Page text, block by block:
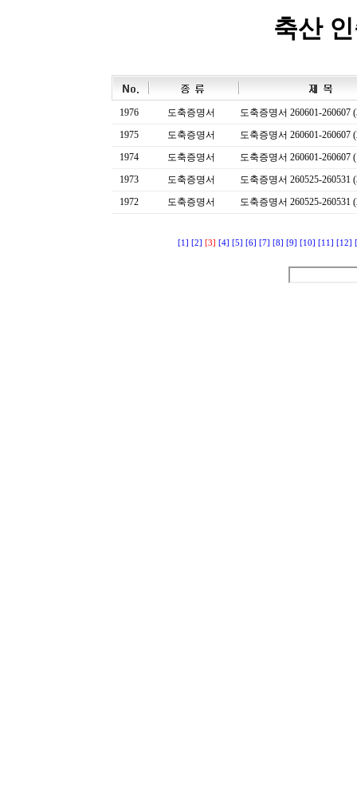
축산
1976 도축증명서
도축증명서 260601-260607
1975
도축증명서
도축증명서 260601-260607
1974
도축증명서
도축증명서 260601-260607
1973
도축증명서
도축증명서 260525-260531
1972
도축증명서 도축증명서 260525-260531
[1] [2] [3] [4] [5] [6] [7] [8] [9] [10] [11] [12]